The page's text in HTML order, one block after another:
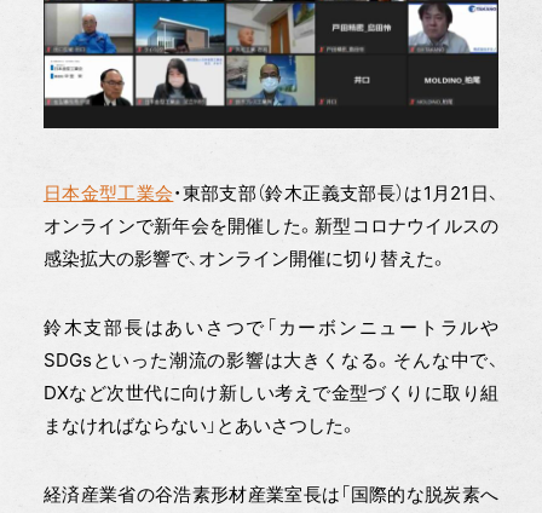
日本金型工業会・東部支部（鈴木正義支部長）は1月21日、
オンラインで新年会を開催した。新型コロナウイルスの
感染拡大の影響で、オンライン開催に切り替えた。
鈴木支部長はあいさつで「カーボンニュートラルや
SDGsといった潮流の影響は大きくなる。そんな中で、
DXなど次世代に向け新しい考えで金型づくりに取り組
まなければならない」とあいさつした。
経済産業省の谷浩素形材産業室長は「国際的な脱炭素へ